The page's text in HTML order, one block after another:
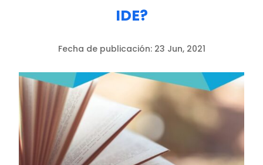
IDE?
Fecha de publicación: 23 Jun, 2021